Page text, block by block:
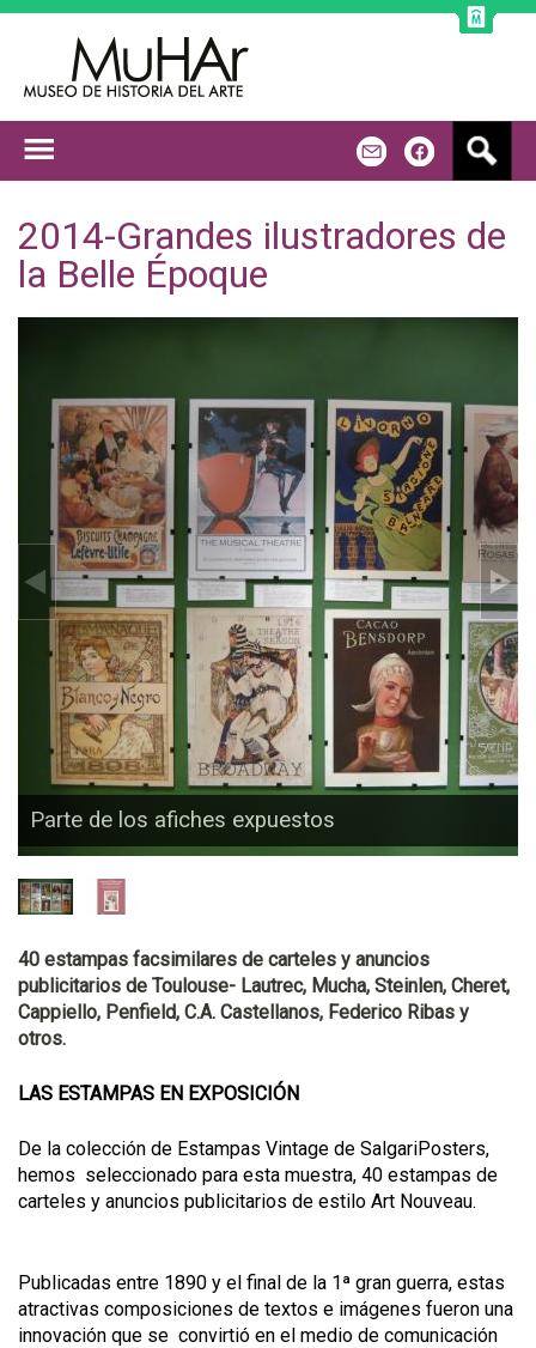
2014-Grandes ilustradores de
la Belle Époque
Parte de los afiches expuestos
40 estampas facsimilares de carteles y anuncios
publicitarios de Toulouse- Lautrec, Mucha, Steinlen, Cheret,
Cappiello, Penfield, C.A. Castellanos, Federico Ribas y
otros.
LAS ESTAMPAS EN EXPOSICIÓN
De la colección de Estampas Vintage de SalgariPosters,
hemos seleccionado para esta muestra, 40 estampas de
carteles y anuncios publicitarios de estilo Art Nouveau.
Publicadas entre 1890 y el final de la 1ª gran guerra, estas
atractivas composiciones de textos e imágenes fueron una
innovación que se convirtió en el medio de comunicación
s
a